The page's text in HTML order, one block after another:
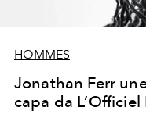
HOMMES
Jonathan Ferr
capa da